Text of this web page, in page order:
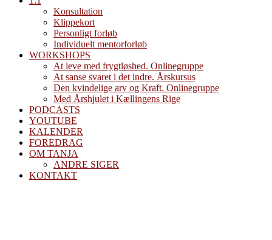
Konsultation
Klippekort
Personligt forløb
Individuelt mentorforløb
WORKSHOPS
At leve med frygtløshed. Onlinegruppe
At sanse svaret i det indre. Årskursus
Den kvindelige arv og Kraft. Onlinegruppe
Med Årshjulet i Kællingens Rige
PODCASTS
YOUTUBE
KALENDER
FOREDRAG
OM TANJA
ANDRE SIGER
KONTAKT